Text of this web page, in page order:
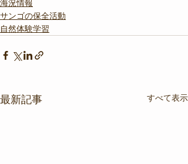
海況情報
サンゴの保全活動
自然体験学習
最新記事 すべて表示